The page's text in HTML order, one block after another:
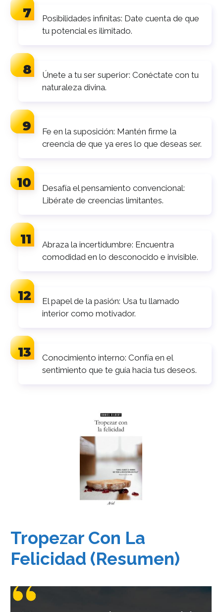
Posibilidades infinitas: Date cuenta de que
tu potencial es ilimitado.
Únete a tu ser superior: Conéctate con tu
naturaleza divina.
Fe en la suposición: Mantén firme la
creencia de que ya eres lo que deseas ser.
Desafía el pensamiento convencional:
Libérate de creencias limitantes.
Abraza la incertidumbre: Encuentra
comodidad en lo desconocido e invisible.
El papel de la pasión: Usa tu llamado
interior como motivador.
Conocimiento interno: Confía en el
sentimiento que te guía hacia tus deseos.
Tropezar Con La
Felicidad (Resumen)